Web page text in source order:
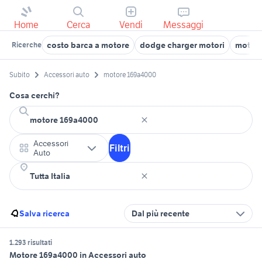
Home Cerca Vendi Messaggi
Ricerche costo barca a motore dodge charger motori
Subito Accessori auto motore 169a4000
Cosa cerchi?
Accessori
Auto
Filtri
Salva ricerca Dal più recente
1.293 risultati
Motore 169a4000 in Accessori auto